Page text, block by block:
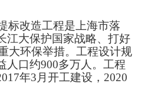
标改造工程是上海市落
江大保护国家战略、打好
大环保举措。工程设计规
人口约900多万人。工程
年3月开工建设，2020